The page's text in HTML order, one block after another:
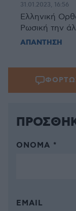
31.01.2023, 16:56
Ελληνική
Ρωσική την
ΑΠΑΝΤΗΣΗ
ΌΝΟΜΑ *
EMAIL